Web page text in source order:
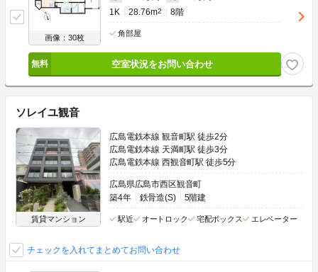
画像：30枚
1K 28.76m2 8階
角部屋
空室状況をお問い合わせ
ソレイユ観音
賃貸マンション
広島電鉄本線 観音町駅 徒歩2分
広島電鉄本線 天満町駅 徒歩3分
広島電鉄本線 西観音町駅 徒歩5分
広島県広島市西区観音町
築4年
鉄骨造(S) 5階建
駅近 オートロック 宅配ボックス エレベーター
チェックを入れてまとめてお問い合わせ